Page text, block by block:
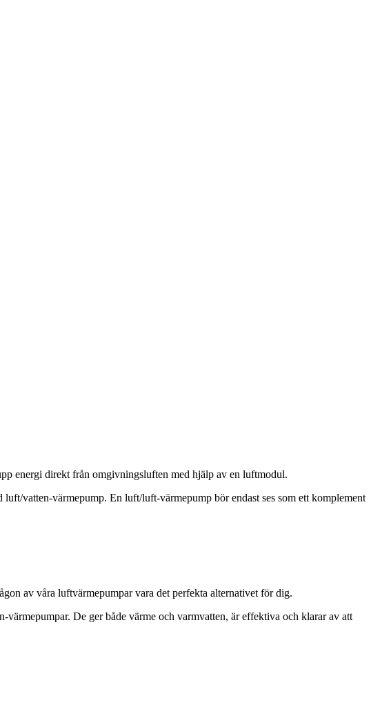
energi direkt från omgivningsluften med hjälp av en luftmodul.
vatten-värmepump. En luft/luft-värmepump bör endast ses som ett komplement
av våra luftvärmepumpar vara det perfekta alternativet för dig.
De ger både värme och varmvatten, är effektiva och klarar av att